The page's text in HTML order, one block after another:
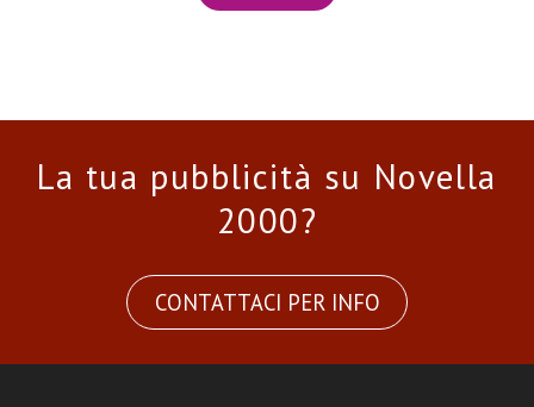
La tua pubblicità su Novella
2000?
CONTATTACI PER INFO